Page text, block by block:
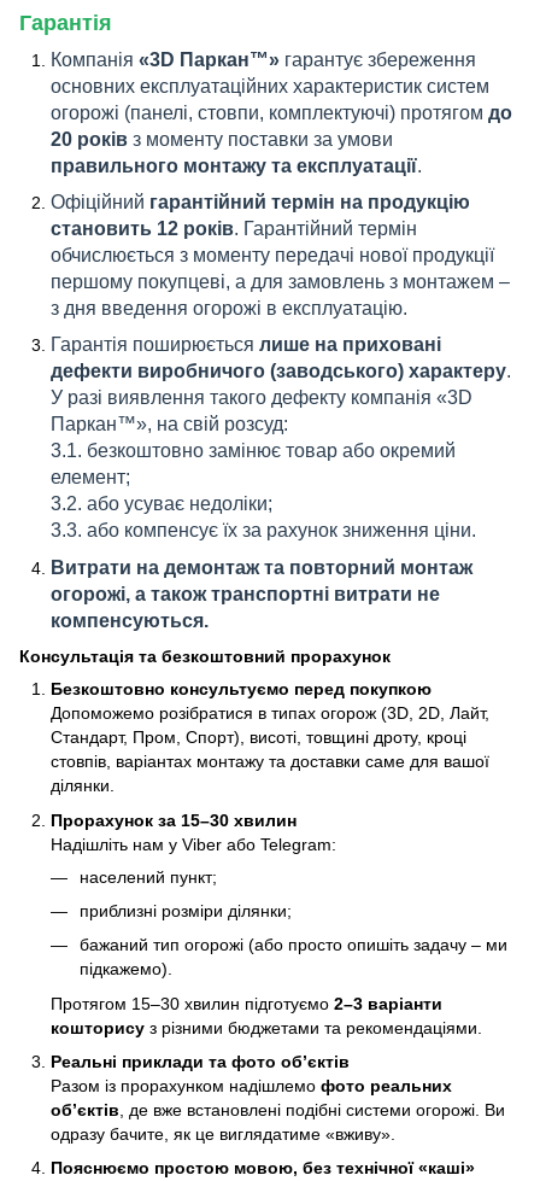
Гарантія
Компанія «3D Паркан™» гарантує збереження
основних експлуатаційних характеристик систем
огорожі (панелі, стовпи, комплектуючі) протягом до
20 років з моменту поставки за умови
правильного монтажу та експлуатації.
Офіційний гарантійний термін на продукцію
становить 12 років. Гарантійний термін
обчислюється з моменту передачі нової продукції
першому покупцеві, а для замовлень з монтажем –
з дня введення огорожі в експлуатацію.
Гарантія поширюється лише на приховані
дефекти виробничого (заводського) характеру.
У разі виявлення такого дефекту компанія «3D
Паркан™», на свій розсуд:
3.1. безкоштовно замінює товар або окремий
елемент;
3.2. або усуває недоліки;
3.3. або компенсує їх за рахунок зниження ціни.
Витрати на демонтаж та повторний монтаж
огорожі, а також транспортні витрати не
компенсуються.
Консультація та безкоштовний прорахунок
Безкоштовно консультуємо перед покупкою
Допоможемо розібратися в типах огорож (3D, 2D, Лайт,
Стандарт, Пром, Спорт), висоті, товщині дроту, кроці
стовпів, варіантах монтажу та доставки саме для вашої
ділянки.
Прорахунок за 15–30 хвилин
Надішліть нам у Viber або Telegram:
населений пункт;
приблизні розміри ділянки;
бажаний тип огорожі (або просто опишіть задачу – ми
підкажемо).
Протягом 15–30 хвилин підготуємо 2–3 варіанти
кошторису з різними бюджетами та рекомендаціями.
Реальні приклади та фото об’єктів
Разом із прорахунком надішлемо фото реальних
об’єктів , де вже встановлені подібні системи огорожі. Ви
одразу бачите, як це виглядатиме «вживу».
Пояснюємо простою мовою, без технічної «каші»